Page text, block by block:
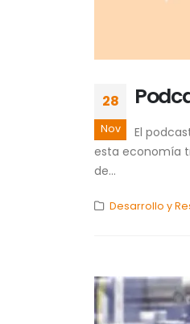
28
Nov
El
esta economía
de...
Desarrollo y